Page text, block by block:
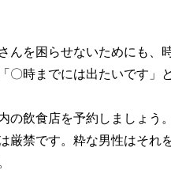
を困らせないためにも、
〇時までには出たいです」
飲食店を予約しましょう
厳禁です。粋な男性はそれ